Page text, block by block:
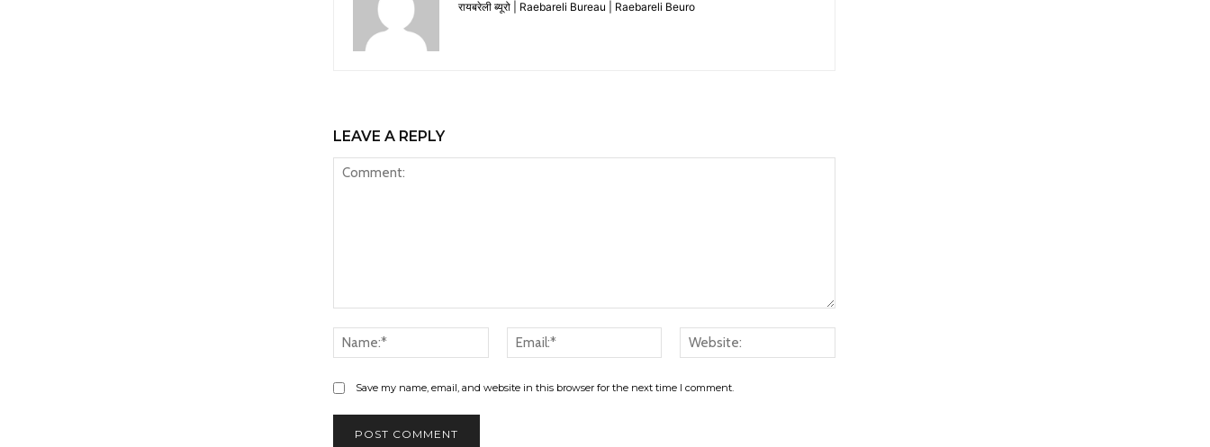
रायबरेली ब्यूरो | Raebareli Bureau | Raebareli Beuro
LEAVE A REPLY
Name:*
Email:*
Save my name, email, and website in this browser for the next time I comment.